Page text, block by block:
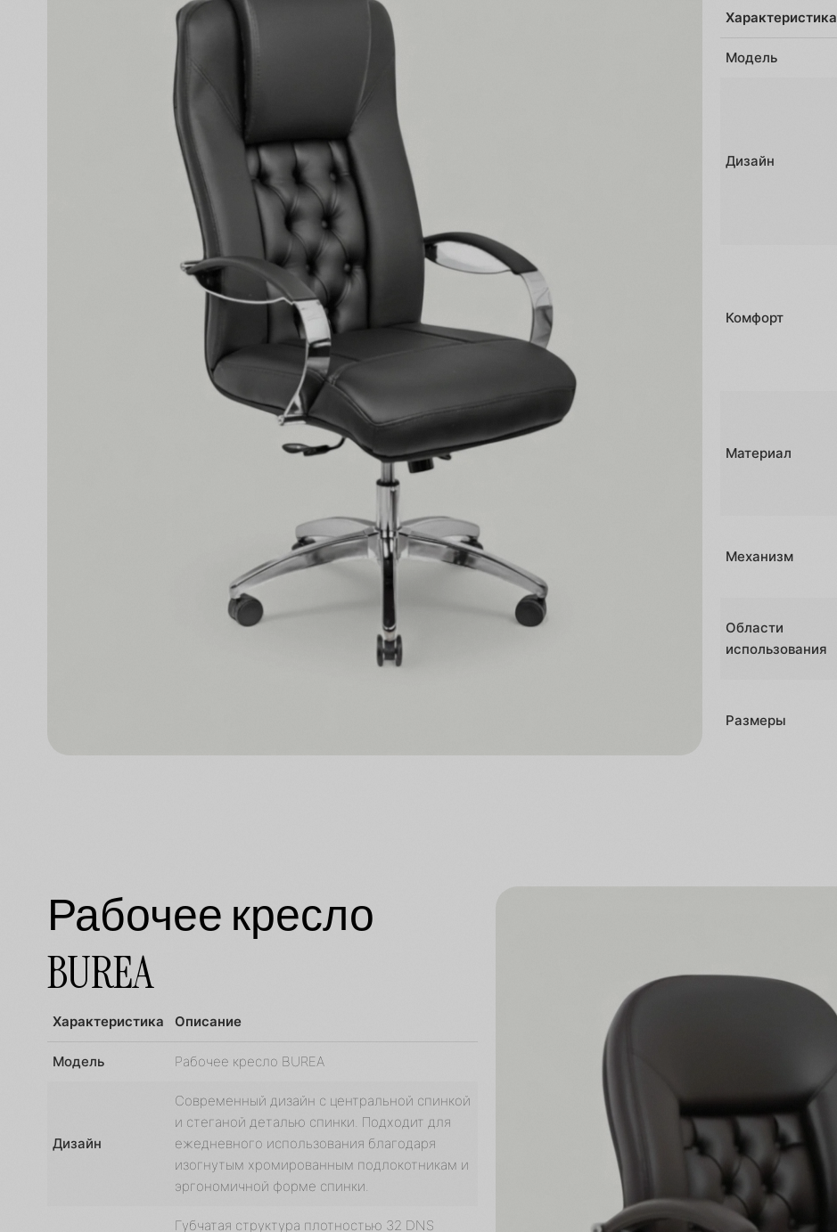
Характеристика
Модель
Дизайн
Комфорт
Материал
Механизм
Области
использования
Размеры
Рабочее кресло
BUREA
Характеристика Описание
Модель Рабочее кресло BUREA
Дизайн
Современный дизайн с центральной спинкой
и стеганой деталью спинки. Подходит для
ежедневного использования благодаря
изогнутым хромированным подлокотникам и
эргономичной форме спинки.
Губчатая структура плотностью 32 DNS